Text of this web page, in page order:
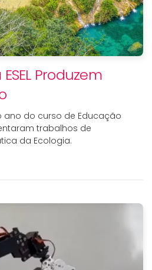
Produzem
ano do curso de Educação
trabalhos de
da Ecologia.